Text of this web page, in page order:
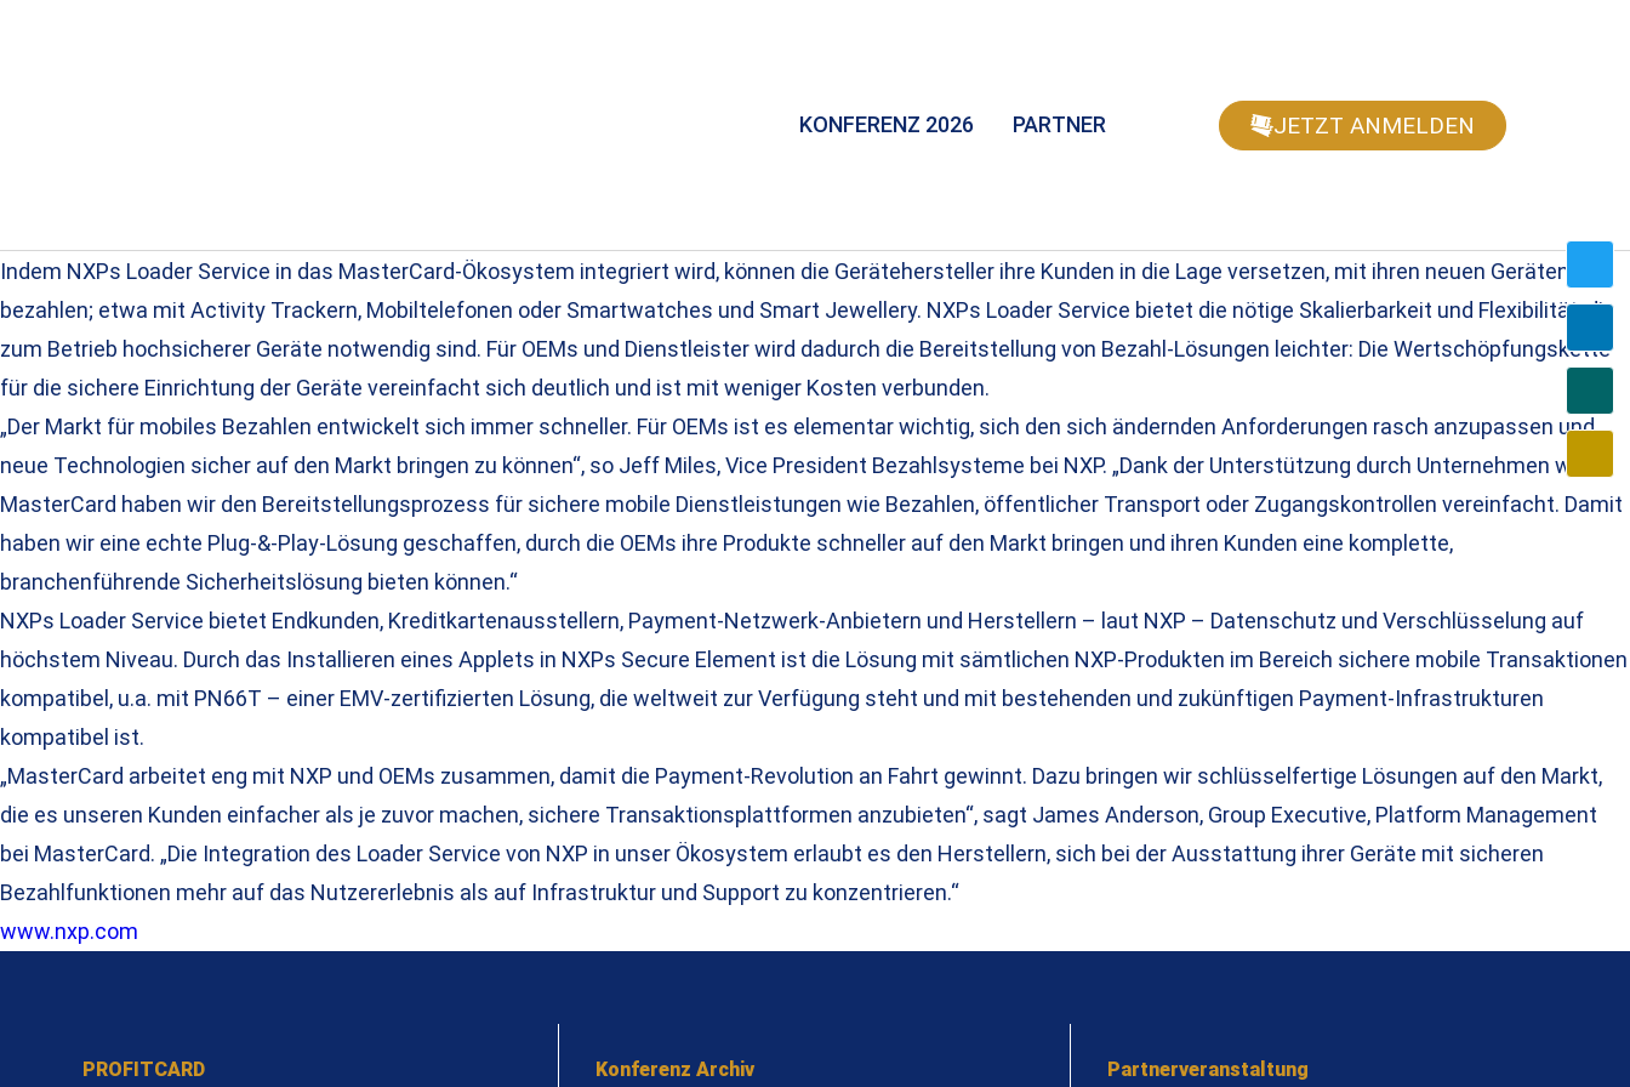
KONFERENZ 2026 PARTNER JETZT ANMELDEN
Indem NXPs Loader Service in das MasterCard-Ökosystem integriert wird, können die Gerätehersteller ihre Kunden in die Lage versetzen, mit ihren neuen Geräten zu
bezahlen; etwa mit Activity Trackern, Mobiltelefonen oder Smartwatches und Smart Jewellery. NXPs Loader Service bietet die nötige Skalierbarkeit und Flexibilität, die
zum Betrieb hochsicherer Geräte notwendig sind. Für OEMs und Dienstleister wird dadurch die Bereitstellung von Bezahl-Lösungen leichter: Die Wertschöpfungskette
für die sichere Einrichtung der Geräte vereinfacht sich deutlich und ist mit weniger Kosten verbunden.
„Der Markt für mobiles Bezahlen entwickelt sich immer schneller. Für OEMs ist es elementar wichtig, sich den sich ändernden Anforderungen rasch anzupassen und
neue Technologien sicher auf den Markt bringen zu können“, so Jeff Miles, Vice President Bezahlsysteme bei NXP. „Dank der Unterstützung durch Unternehmen wie
MasterCard haben wir den Bereitstellungsprozess für sichere mobile Dienstleistungen wie Bezahlen, öffentlicher Transport oder Zugangskontrollen vereinfacht. Damit
haben wir eine echte Plug-&-Play-Lösung geschaffen, durch die OEMs ihre Produkte schneller auf den Markt bringen und ihren Kunden eine komplette,
branchenführende Sicherheitslösung bieten können.“
NXPs Loader Service bietet Endkunden, Kreditkartenausstellern, Payment-Netzwerk-Anbietern und Herstellern – laut NXP – Datenschutz und Verschlüsselung auf
höchstem Niveau. Durch das Installieren eines Applets in NXPs Secure Element ist die Lösung mit sämtlichen NXP-Produkten im Bereich sichere mobile Transaktionen
kompatibel, u.a. mit PN66T – einer EMV-zertifizierten Lösung, die weltweit zur Verfügung steht und mit bestehenden und zukünftigen Payment-Infrastrukturen
kompatibel ist.
„MasterCard arbeitet eng mit NXP und OEMs zusammen, damit die Payment-Revolution an Fahrt gewinnt. Dazu bringen wir schlüsselfertige Lösungen auf den Markt,
die es unseren Kunden einfacher als je zuvor machen, sichere Transaktionsplattformen anzubieten“, sagt James Anderson, Group Executive, Platform Management
bei MasterCard. „Die Integration des Loader Service von NXP in unser Ökosystem erlaubt es den Herstellern, sich bei der Ausstattung ihrer Geräte mit sicheren
Bezahlfunktionen mehr auf das Nutzererlebnis als auf Infrastruktur und Support zu konzentrieren.“
www.nxp.com
PROFITCARD Konferenz Archiv Partnerveranstaltung